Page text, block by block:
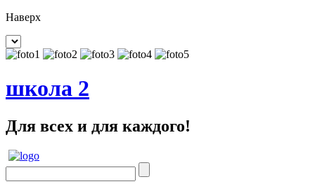
Наверх
школа 2
Для всех и для каждого!